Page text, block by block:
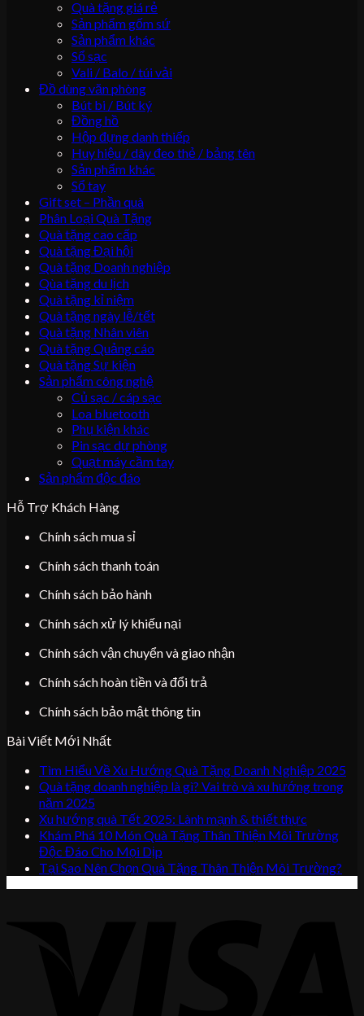
Quà tặng giá rẻ
Sản phẩm gốm sứ
Sản phẩm khác
Sổ sạc
Vali / Balo / túi vải
Đồ dùng văn phòng
Bút bi / Bút ký
Đồng hồ
Hộp đựng danh thiếp
Huy hiệu / dây đeo thẻ / bảng tên
Sản phẩm khác
Sổ tay
Gift set – Phần quà
Phân Loại Quà Tặng
Quà tặng cao cấp
Quà tặng Đại hội
Quà tặng Doanh nghiệp
Qùa tặng du lịch
Quà tặng kỉ niệm
Quà tặng ngày lễ/tết
Quà tặng Nhân viên
Quà tặng Quảng cáo
Quà tặng Sự kiện
Sản phẩm công nghệ
Củ sạc / cáp sạc
Loa bluetooth
Phụ kiện khác
Pin sạc dự phòng
Quạt máy cầm tay
Sản phẩm độc đáo
Hỗ Trợ Khách Hàng
Chính sách mua sỉ
Chính sách thanh toán
Chính sách bảo hành
Chính sách xử lý khiếu nại
Chính sách vận chuyển và giao nhận
Chính sách hoàn tiền và đổi trả
Chính sách bảo mật thông tin
Bài Viết Mới Nhất
Tìm Hiểu Về Xu Hướng Quà Tặng Doanh Nghiệp 2025
Quà tặng doanh nghiệp là gì? Vai trò và xu hướng trong
năm 2025
Xu hướng quà Tết 2025: Lành mạnh & thiết thực
Khám Phá 10 Món Quà Tặng Thân Thiện Môi Trường
Độc Đáo Cho Mọi Dịp
Tại Sao Nên Chọn Quà Tặng Thân Thiện Môi Trường?